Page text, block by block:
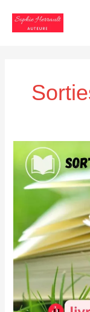
contenu
Sorties
littéraires
novembre
2025